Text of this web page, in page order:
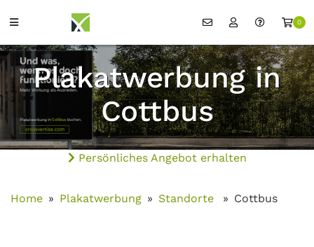
0
Plakatwerbung in
Cottbus
Persönliches Angebot erhalten
Home Plakatwerbung Standorte Cottbus